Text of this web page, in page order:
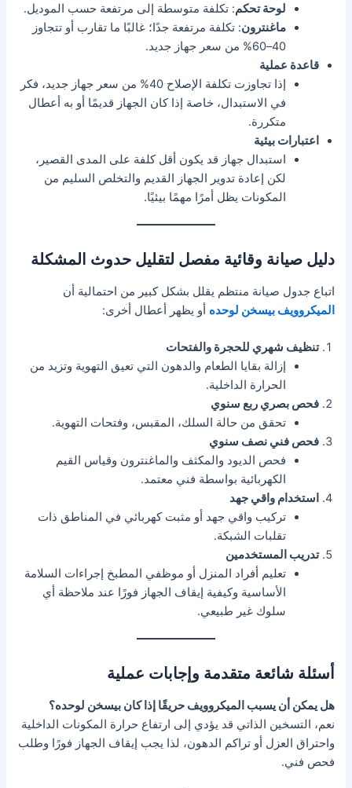
لوحة تحكم: تكلفة متوسطة إلى مرتفعة حسب الموديل.
ماغنترون: تكلفة مرتفعة جدًا؛ غالبًا ما تقارب أو تتجاوز
40–60% من سعر جهاز جديد.
قاعدة عملية
إذا تجاوزت تكلفة الإصلاح 40% من سعر جهاز جديد، فكر
في الاستبدال، خاصة إذا كان الجهاز قديمًا أو به أعطال
متكررة.
اعتبارات بيئية
استبدال جهاز قد يكون أقل كلفة على المدى القصير،
لكن إعادة تدوير الجهاز القديم والتخلص السليم من
المكونات يظل أمرًا مهمًا بيئيًا.
دليل صيانة وقائية مفصل لتقليل حدوث المشكلة
اتباع جدول صيانة منتظم يقلل بشكل كبير من احتمالية أن
الميكروويف بيسخن لوحده أو يظهر أعطال أخرى:
تنظيف شهري للحجرة والفتحات
إزالة بقايا الطعام والدهون التي تعيق التهوية وتزيد من
الحرارة الداخلية.
فحص بصري ربع سنوي
تحقق من حالة السلك، المقبس، وفتحات التهوية.
فحص فني نصف سنوي
فحص الديود والمكثف والماغنترون وقياس القيم
الكهربائية بواسطة فني معتمد.
استخدام واقي جهد
تركيب واقي جهد أو مثبت كهربائي في المناطق ذات
تقلبات الشبكة.
تدريب المستخدمين
تعليم أفراد المنزل أو موظفي المطبخ إجراءات السلامة
الأساسية وكيفية إيقاف الجهاز فورًا عند ملاحظة أي
سلوك غير طبيعي.
أسئلة شائعة متقدمة وإجابات عملية
هل يمكن أن يسبب الميكروويف حريقًا إذا كان بيسخن لوحده؟
نعم، التسخين الذاتي قد يؤدي إلى ارتفاع حرارة المكونات الداخلية
واحتراق العزل أو تراكم الدهون، لذا يجب إيقاف الجهاز فورًا وطلب
فحص فني.